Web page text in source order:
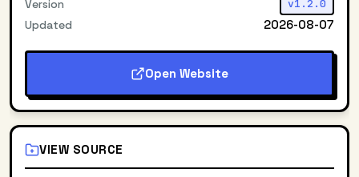
Version v1.2.0
Updated 2026-08-07
Open Website
VIEW SOURCE